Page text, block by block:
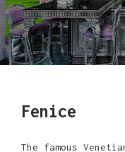
Fenice
The famous